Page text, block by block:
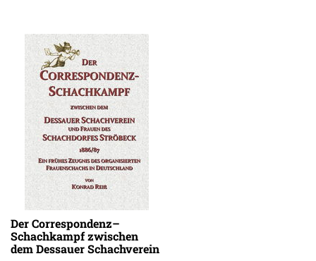
Der Correspondenz–
Schachkampf zwischen
dem Dessauer Schachverein